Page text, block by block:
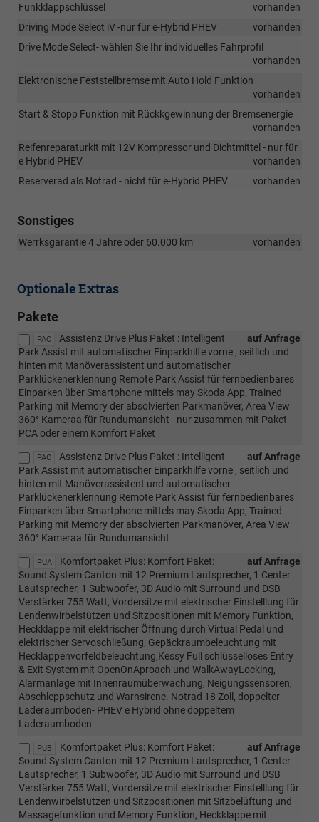
Funkklappschlüssel
vorhanden
Driving Mode Select iV -nur für e-Hybrid PHEV
vorhanden
Drive Mode Select- wählen Sie Ihr individuelles Fahrprofil
vorhanden
Elektronische Feststellbremse mit Auto Hold Funktion
vorhanden
Start & Stopp Funktion mit Rückkgewinnung der Bremsenergie
vorhanden
Reifenreparaturkit mit 12V Kompressor und Dichtmittel - nur für
e Hybrid PHEV
vorhanden
Reserverad als Notrad - nicht für e-Hybrid PHEV
vorhanden
Sonstiges
Werrksgarantie 4 Jahre oder 60.000 km vorhanden
Optionale Extras
Pakete
PAC auf Anfrage
Assistenz Drive Plus Paket : Intelligent
Park Assist mit automatischer Einparkhilfe vorne , seitlich und
hinten mit Manöverassistent und automatischer
Parklückenerklennung Remote Park Assist für fernbedienbares
Einparken über Smartphone mittels may Skoda App, Trained
Parking mit Memory der absolvierten Parkmanöver, Area View
360° Kameraa für Rundumansicht - nur zusammen mit Paket
PCA oder einem Komfort Paket
PAC auf Anfrage
Assistenz Drive Plus Paket : Intelligent
Park Assist mit automatischer Einparkhilfe vorne , seitlich und
hinten mit Manöverassistent und automatischer
Parklückenerklennung Remote Park Assist für fernbedienbares
Einparken über Smartphone mittels may Skoda App, Trained
Parking mit Memory der absolvierten Parkmanöver, Area View
360° Kameraa für Rundumansicht
PUA auf Anfrage
Komfortpaket Plus: Komfort Paket:
Sound System Canton mit 12 Premium Lautsprecher, 1 Center
Lautsprecher, 1 Subwoofer, 3D Audio mit Surround und DSB
Verstärker 755 Watt, Vordersitze mit elektrischer Einstelllung für
Lendenwirbelstützen und Sitzpositionen mit Memory Funktion,
Heckklappe mit elektrischer Öffnung durch Virtual Pedal und
elektrischer Servoschließung, Gepäckraumbeleuchtung mit
Hecklappenvorfeldbeleuchtung,Kessy Full schlüsselloses Entry
& Exit System mit OpenOnAproach und WalkAwayLocking,
Alarmanlage mit Innenraumüberwachung, Neigungssensoren,
Abschleppschutz und Warnsirene. Notrad 18 Zoll, doppelter
Laderaumboden- PHEV e Hybrid ohne doppeltem
Laderaumboden-
PUB auf Anfrage
Komfortpaket Plus: Komfort Paket:
Sound System Canton mit 12 Premium Lautsprecher, 1 Center
Lautsprecher, 1 Subwoofer, 3D Audio mit Surround und DSB
Verstärker 755 Watt, Vordersitze mit elektrischer Einstelllung für
Lendenwirbelstützen und Sitzpositionen mit Sitzbelüftung und
Massagefunktion und Memory Funktion, Heckklappe mit